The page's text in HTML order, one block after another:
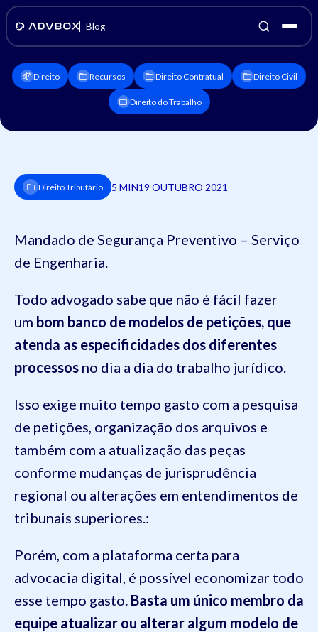
Blog
Direito Recursos Direito Contratual Direito Civil
Direito do Trabalho
Direito Tributário 5 MIN19 OUTUBRO 2021
Mandado de Segurança Preventivo – Serviço
de Engenharia.
Todo advogado sabe que não é fácil fazer
um bom banco de modelos de petições, que
atenda as especificidades dos diferentes
processos no dia a dia do trabalho jurídico.
Isso exige muito tempo gasto com a pesquisa
de petições, organização dos arquivos e
também com a atualização das peças
conforme mudanças de jurisprudência
regional ou alterações em entendimentos de
tribunais superiores.:
Porém, com a plataforma certa para
advocacia digital, é possível economizar todo
esse tempo gasto. Basta um único membro da
equipe atualizar ou alterar algum modelo de